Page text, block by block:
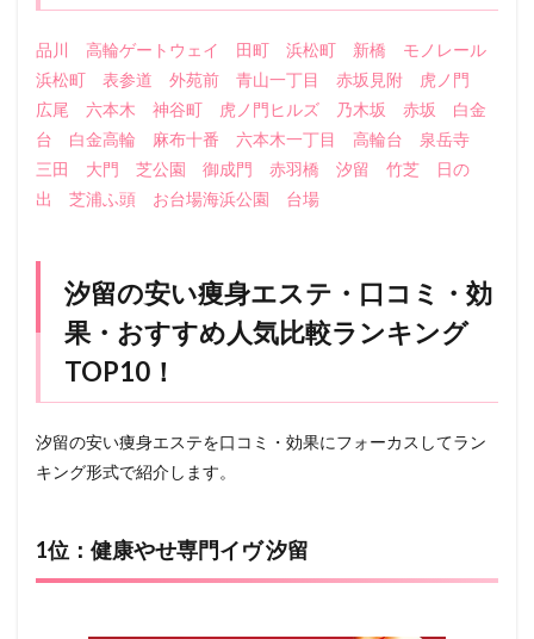
品川 高輪ゲートウェイ 田町 浜松町 新橋
モノレール
浜松町
表参道 外苑前 青山一丁目 赤坂見附
虎ノ門
広尾
六本木 神谷町 虎ノ門ヒルズ 乃木坂 赤坂
白金
台
白金高輪 麻布十番 六本木一丁目 高輪台
泉岳寺
三田
大門 芝公園 御成門 赤羽橋 汐留 竹芝
日の
出
芝浦ふ頭 お台場海浜公園 台場
汐留の安い痩身エステ・口コミ・効
果・おすすめ人気比較ランキング
TOP10！
汐留の安い痩身エステを口コミ・効果にフォーカスしてラン
キング形式で紹介します。
1位：健康やせ専門イヴ 汐留